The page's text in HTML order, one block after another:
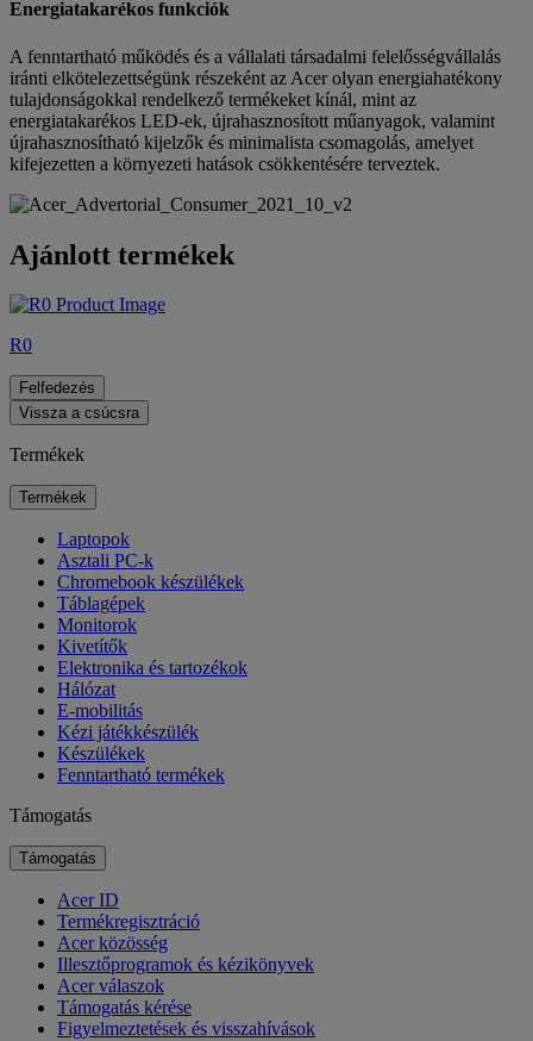
Energiatakarékos funkciók
A fenntartható működés és a vállalati társadalmi felelősségvállalás
iránti elkötelezettségünk részeként az Acer olyan energiahatékony
tulajdonságokkal rendelkező termékeket kínál, mint az
energiatakarékos LED-ek, újrahasznosított műanyagok, valamint
újrahasznosítható kijelzők és minimalista csomagolás, amelyet
kifejezetten a környezeti hatások csökkentésére terveztek.
Ajánlott termékek
R0
Felfedezés
Vissza a csúcsra
Termékek
Termékek
Laptopok
Asztali PC-k
Chromebook készülékek
Táblagépek
Monitorok
Kivetítők
Elektronika és tartozékok
Hálózat
E-mobilitás
Kézi játékkészülék
Készülékek
Fenntartható termékek
Támogatás
Támogatás
Acer ID
Termékregisztráció
Acer közösség
Illesztőprogramok és kézikönyvek
Acer válaszok
Támogatás kérése
Figyelmeztetések és visszahívások